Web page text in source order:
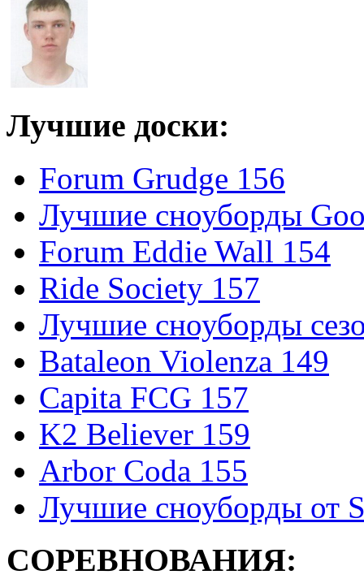
Лучшие доски:
Forum Grudge 156
Лучшие сноуборды
Forum Eddie Wall 154
Ride Society 157
Лучшие сноуборды
Bataleon Violenza 149
Capita FCG 157
K2 Believer 159
Arbor Coda 155
Лучшие сноуборды от
СОРЕВНОВАНИЯ: